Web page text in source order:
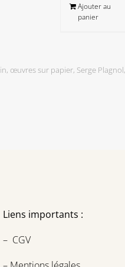
Ajouter au
panier
, œuvres sur papier, Serge Plagnol,
Liens importants :
– CGV